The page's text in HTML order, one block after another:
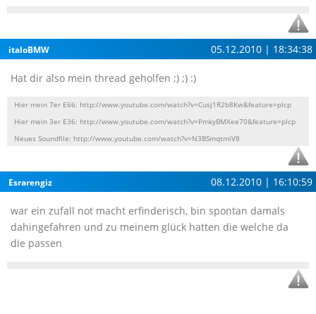
italoBMW 05.12.2010 | 18:34:38
Hat dir also mein thread geholfen ;) ;) :)
Hier mein 7er E66: http://www.youtube.com/watch?v=Cusj1R2b8Kw&feature=plcp
Hier mein 3er E36: http://www.youtube.com/watch?v=PmkyBMXee70&feature=plcp
Neues Soundfile: http://www.youtube.com/watch?v=N3BSmqtmiV8
Esrarengiz 08.12.2010 | 16:10:59
war ein zufall not macht erfinderisch, bin spontan damals
dahingefahren und zu meinem glück hatten die welche da
die passen